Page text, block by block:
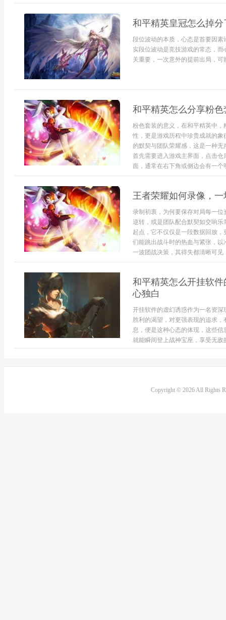
和平精英皇冠怎么掉
段位波动的本质，心态是首要因
实段位波动是竞技游戏的常态，
关重要，一次意外的提前出局，
和平精英怎么分享粉
粉色套装的意义，在和平精英中
性，更是游戏历程中珍贵成就的
的默契与团队荣耀感，这是一种
首先需要进入游戏主界面，点击
面，通常在右下角或侧边会有一个
王者荣耀如何录像，
录制初衷，为何要保存对局每一
逆转，或是团队配合默契如交响
起点，它不仅仅是一段数据回放
们能跳出战斗时的热血与紧张，
一波团战决策，其得失都清晰可
和平精英怎么开挂软
心独白
开挂软件的虚幻诱惑作为一名资
胜利的渴望，对更强表现的追求
息，便是这种心态的体现，这些
就能瞬间登上战神宝座，享受无敌
Copyright © 2026 All Rights